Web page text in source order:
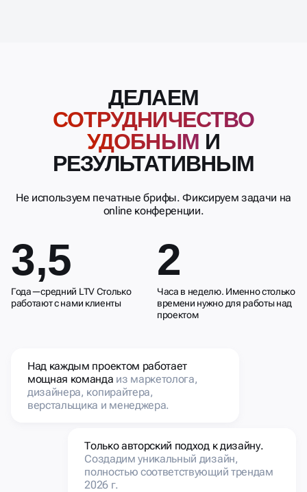
ДЕЛАЕМ
СОТРУДНИЧЕСТВО
УДОБНЫМ И
РЕЗУЛЬТАТИВНЫМ
Не используем печатные брифы. Фиксируем задачи на
online конференции.
3,5
Года—средний LTV Столько
работают с нами клиенты
2
Часа в неделю. Именно столько
времени нужно для работы над
проектом
Над каждым проектом работает
мощная команда из маркетолога,
дизайнера, копирайтера,
верстальщика и менеджера.
Только авторский подход к дизайну.
Создадим уникальный дизайн,
полностью соответствующий трендам
2026 г.